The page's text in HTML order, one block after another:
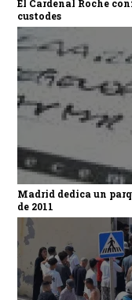
El Cardenal Roche
custodes
Madrid dedica un
de 2011